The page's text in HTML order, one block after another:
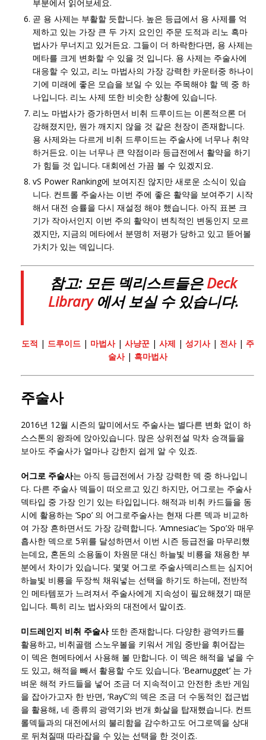
부분에서 읽어보세요.
곧 용 사제는 부활할 듯합니다. 높은 등급에서 용 사제를 억
제하고 있는 가장 큰 두 가지 요인인 주문 도적과 리노 흑마
법사가 무너지고 있거든요. 그들이 더 하락한다면, 용 사제는
메타를 크게 변화할 수 있을 것 입니다. 용 사제는 주술사에
대응할 수 있고, 리노 마법사의 가장 강력한 카운터중 하나이
기에 미래에 좋은 모습을 보일 수 있는 주목해야 할 덱 중 하
나입니다. 리노 사제 또한 비슷한 상황에 있습니다.
리노 마법사가 증가하면서 비취 드루이드는 이론적으론 더
강해졌지만, 뭔가 깨지지 않을 것 같은 천장이 존재합니다.
용 사제와는 다르게 비취 드루이드는 주술사에 너무나 취약
하거든요. 이는 너무나 큰 약점이라 등급전에서 활약을 하기
가 힘들 것 입니다. 대회에선 가끔 볼 수 있겠지요.
vS Power Ranking에 보여지진 않지만 새로운 소식이 있습
니다. 컨트롤 주술사는 이번 주에 좋은 활약을 보여주기 시작
해서 대전 승률을 다시 재설정 해야 했습니다. 아직 표본 크
기가 작아서인지 이번 주의 활약이 변칙적인 변동인지 모르
겠지만, 지금의 메타에서 분명히 저평가 당하고 있고 뜯어볼
가치가 있는 덱입니다.
참고: 모든 덱리스트들은Deck
Library에서 보실 수 있습니다.
도적 | 드루이드| 마법사| 사냥꾼| 사제 | 성기사| 전사| 주
술사| 흑마법사
주술사
2016년 12월 시즌의 말미에서도 주술사는 별다른 변화 없이 하
스스톤의 왕좌에 앉아있습니다. 많은 상위전설 막차 승객들을
보아도 주술사가 얼마나 강한지 쉽게 알 수 있죠.
어그로 주술사는 아직 등급전에서 가장 강력한 덱 중 하나입니
다. 다른 주술사 덱들이 떠오르고 있긴 하지만, 어그로는 주술사
덱타입 중 가장 인기 있는 타입입니다. 해적과 비취 카드들을 동
시에 활용하는 ‘Spo’ 의 어그로주술사는 현재 다른 덱과 비교하
여 가장 흔하면서도 가장 강력합니다. ‘Amnesiac’는 ‘Spo’와 매우
흡사한 덱으로 5위를 달성하면서 이번 시즌 등급전을 마무리했
는데요, 혼돈의 소용돌이 차원문 대신 하늘빛 비룡을 채용한 부
분에서 차이가 있습니다. 몇몇 어그로 주술사덱리스트는 심지어
하늘빛 비룡을 두장씩 채워넣는 선택을 하기도 하는데, 전반적
인 메타템포가 느려져서 주술사에게 지속성이 필요해졌기 때문
입니다. 특히 리노 법사와의 대전에서 말이죠.
미드레인지 비취 주술사또한 존재합니다. 다양한 광역카드를
활용하고, 비취골램 스노우볼을 키워서 게임 중반을 휘어잡는
이 덱은 현메타에서 사용해 볼 만합니다. 이 덱은 해적을 넣을 수
도 있고, 해적을 빼서 활용할 수도 있습니다. ‘Bearnugget’ 는 가
벼운 해적 카드들을 넣어 조금 더 지속적이고 안전한 초반 게임
을 잡아가고자 한 반면, ‘RayC’의 덱은 조금 더 수동적인 접근법
을 활용해, 네 종류의 광역기와 번개 화살을 탑재했습니다. 컨트
롤덱들과의 대전에서의 불리함을 감수하고도 어그로덱을 상대
로 뒤쳐질때 따라잡을 수 있는 선택을 한 것이죠.